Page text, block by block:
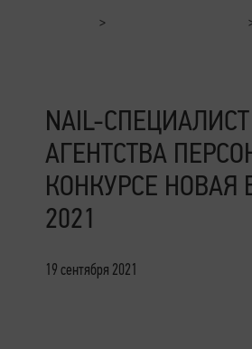
NAIL-
АГЕНТСТВА
КОНКУРСЕ НОВАЯ
2021
19 сентября 2021